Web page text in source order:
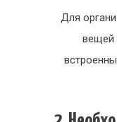
Для
вещей